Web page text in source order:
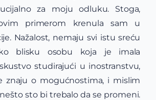
za moju odluku. Stoga,
primerom krenula sam u
Nažalost, nemaju svi istu sreću
blisku osobu koja je imala
studirajući u inostranstvu,
znaju o mogućnostima, i mislim
sto bi trebalo da se promeni.